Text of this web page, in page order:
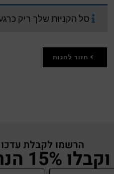
סל הקניות שלך ריק
חזור לחנות
הרשמו לקבלת
וקבלו 15% הנחה לקניה באתר